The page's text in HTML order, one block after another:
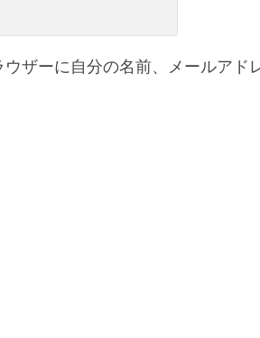
ザーに自分の名前、メールアド